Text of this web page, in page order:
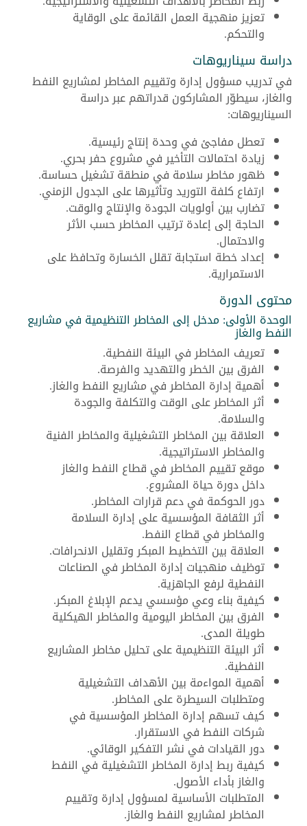
تعزيز منهجية العمل القائمة على الوقاية
والتحكم.
دراسة سيناريوهات
في تدريب مسؤول إدارة وتقييم المخاطر لمشاريع النفط
والغاز، سيطوّر المشاركون قدراتهم عبر دراسة
السيناريوهات:
تعطل مفاجئ في وحدة إنتاج رئيسية.
زيادة احتمالات التأخير في مشروع حفر بحري.
ظهور مخاطر سلامة في منطقة تشغيل حساسة.
ارتفاع كلفة التوريد وتأثيرها على الجدول الزمني.
تضارب بين أولويات الجودة والإنتاج والوقت.
الحاجة إلى إعادة ترتيب المخاطر حسب الأثر
والاحتمال.
إعداد خطة استجابة تقلل الخسارة وتحافظ على
الاستمرارية.
محتوى الدورة
الوحدة الأولى: مدخل إلى المخاطر التنظيمية في مشاريع
النفط والغاز
تعريف المخاطر في البيئة النفطية.
الفرق بين الخطر والتهديد والفرصة.
أهمية إدارة المخاطر في مشاريع النفط والغاز.
أثر المخاطر على الوقت والتكلفة والجودة
والسلامة.
العلاقة بين المخاطر التشغيلية والمخاطر الفنية
والمخاطر الاستراتيجية.
موقع تقييم المخاطر في قطاع النفط والغاز
داخل دورة حياة المشروع.
دور الحوكمة في دعم قرارات المخاطر.
أثر الثقافة المؤسسية على إدارة السلامة
والمخاطر في قطاع النفط.
العلاقة بين التخطيط المبكر وتقليل الانحرافات.
توظيف منهجيات إدارة المخاطر في الصناعات
النفطية لرفع الجاهزية.
كيفية بناء وعي مؤسسي يدعم الإبلاغ المبكر.
الفرق بين المخاطر اليومية والمخاطر الهيكلية
طويلة المدى.
أثر البيئة التنظيمية على تحليل مخاطر المشاريع
النفطية.
أهمية المواءمة بين الأهداف التشغيلية
ومتطلبات السيطرة على المخاطر.
كيف تسهم إدارة المخاطر المؤسسية في
شركات النفط في الاستقرار.
دور القيادات في نشر التفكير الوقائي.
كيفية ربط إدارة المخاطر التشغيلية في النفط
والغاز بأداء الأصول.
المتطلبات الأساسية لمسؤول إدارة وتقييم
المخاطر لمشاريع النفط والغاز.